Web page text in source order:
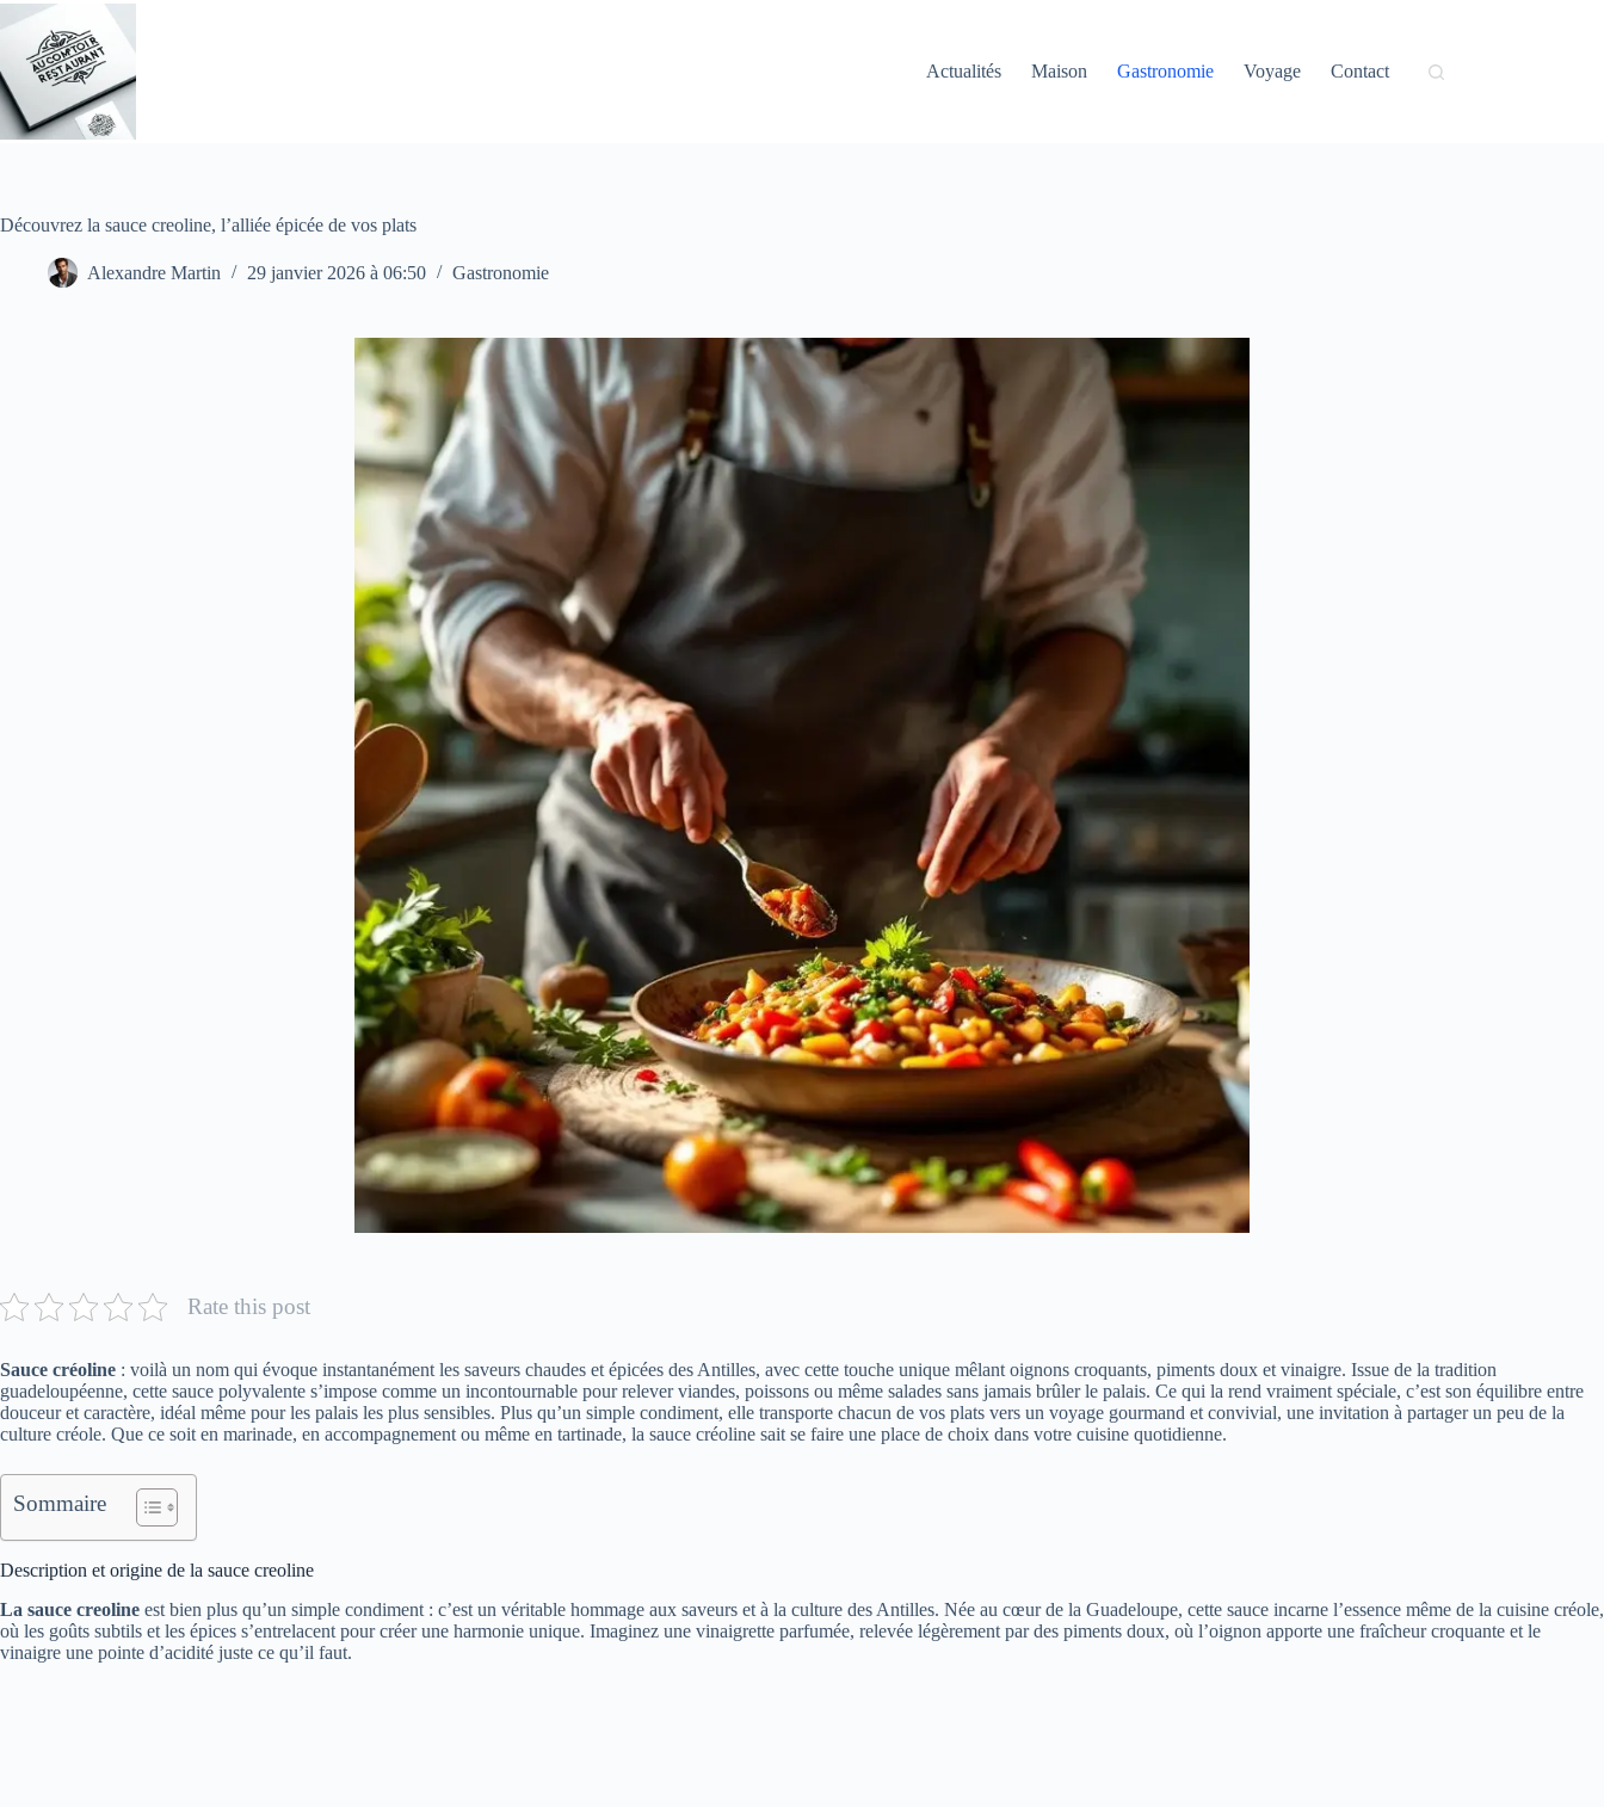
Passer
contenu
Actualités
Maison Gastronomie Voyage Contact
Découvrez la sauce creoline, l’alliée épicée de vos plats
Alexandre Martin 29 janvier 2026 à 06:50 Gastronomie
Rate this post
Sauce créoline : voilà un nom qui évoque instantanément les saveurs chaudes et épicées des Antilles, avec cette touche unique mêlant oignons croquants, piments doux et vinaigre. Issue de la tradition
guadeloupéenne, cette sauce polyvalente s’impose comme un incontournable pour relever viandes, poissons ou même salades sans jamais brûler le palais. Ce qui la rend vraiment spéciale, c’est son équilibre entre
douceur et caractère, idéal même pour les palais les plus sensibles. Plus qu’un simple condiment, elle transporte chacun de vos plats vers un voyage gourmand et convivial, une invitation à partager un peu de la
culture créole. Que ce soit en marinade, en accompagnement ou même en tartinade, la sauce créoline sait se faire une place de choix dans votre cuisine quotidienne.
Sommaire
Description et origine de la sauce creoline
La sauce creoline est bien plus qu’un simple condiment : c’est un véritable hommage aux saveurs et à la culture des Antilles. Née au cœur de la Guadeloupe, cette sauce incarne l’essence même de la cuisine créole,
où les goûts subtils et les épices s’entrelacent pour créer une harmonie unique. Imaginez une vinaigrette parfumée, relevée légèrement par des piments doux, où l’oignon apporte une fraîcheur croquante et le
vinaigre une pointe d’acidité juste ce qu’il faut.